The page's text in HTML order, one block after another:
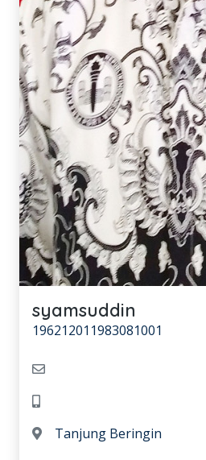
syamsuddin
196212011983081001
Tanjung Beringin